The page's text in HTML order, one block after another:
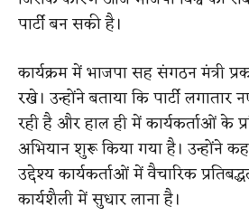
पार्टी बन सकी है।
कार्यक्रम में भाजपा सह संगठन मंत्री
रखे। उन्होंने बताया कि पार्टी
रही है और हाल ही में कार्यकर्ताओं के
अभियान शुरू किया गया है। उन्होंने
उद्देश्य कार्यकर्ताओं में वैचारिक
कार्यशैली में सुधार लाना है।